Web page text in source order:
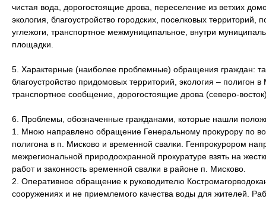
чистая вода, дорогостоящие дрова, переселение из ветхих
экология, благоустройство городских, поселковых территорий,
углежоги, транспортное межмуниципальное, внутри
площадки.
5. Характерные (наиболее проблемные) обращения граждан:
благоустройство придомовых территорий, экология – полигон в
транспортное сообщение, дорогостоящие дрова (северо-
6. Проблемы, обозначенные гражданами, которые нашли
1. Мною направлено обращение Генеральному прокурору по
полигона в п. Мисково и временной свалки. Генпрокурором
межрегиональной природоохранной прокуратуре взять на
работ и законность временной свалки в районе п. Мисково.
2. Оперативное обращение к руководителю
сооружениях и не приемлемого качества воды для жителей.